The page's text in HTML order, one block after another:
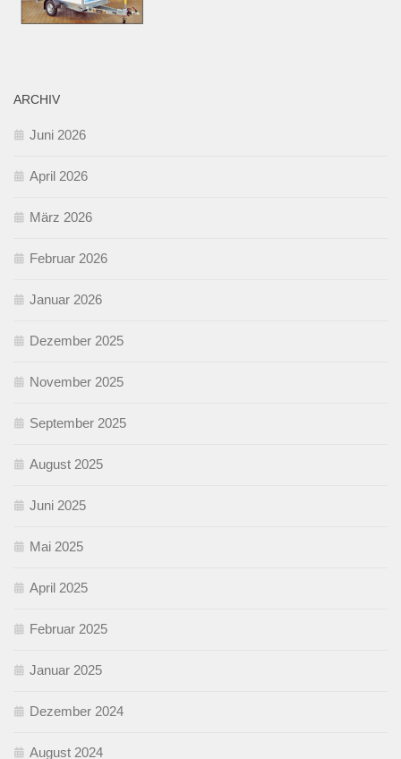
ARCHIV
Juni 2026
April 2026
März 2026
Februar 2026
Januar 2026
Dezember 2025
November 2025
September 2025
August 2025
Juni 2025
Mai 2025
April 2025
Februar 2025
Januar 2025
Dezember 2024
August 2024